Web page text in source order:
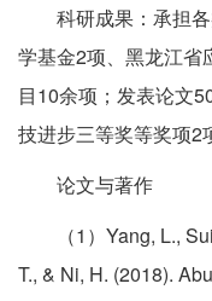
科研成果：承担各
学基金2项、黑龙江省
目10余项；发表论文
技进步三等奖等奖项2
论文与著作
（1）Yang, L., Sui,
T., & Ni, H. (2018).